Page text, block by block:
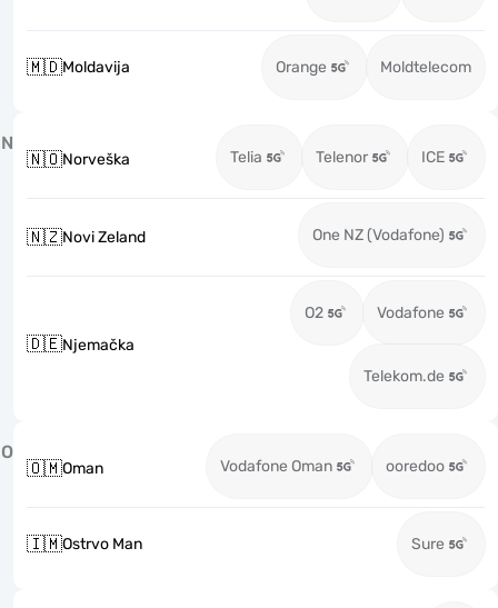
🇲🇩Moldavija Orange Moldtelecom
N
🇳🇴Norveška Telia Telenor ICE
🇳🇿Novi Zeland One NZ (Vodafone)
🇩🇪Njemačka
O2 Vodafone
Telekom.de
O
🇴🇲Oman Vodafone Oman ooredoo
🇮🇲Ostrvo Man Sure